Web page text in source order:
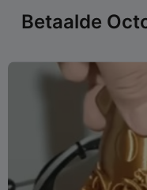
Betaalde